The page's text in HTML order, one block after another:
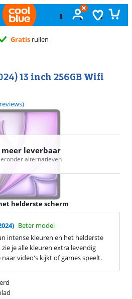
Gratis ruilen
13 inch 256GB Wifi
op 95 reviews.
leverbaar
alternatieven
helderste scherm
Beter model
intense kleuren en het helderste
zie je alle kleuren extra levendig
naar video's kijkt of games speelt.